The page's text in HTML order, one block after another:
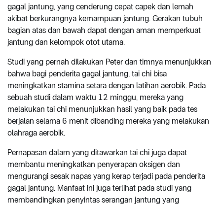
gagal jantung, yang cenderung cepat capek dan lemah
akibat berkurangnya kemampuan jantung. Gerakan tubuh
bagian atas dan bawah dapat dengan aman memperkuat
jantung dan kelompok otot utama.
Studi yang pernah dilakukan Peter dan timnya menunjukkan
bahwa bagi penderita gagal jantung, tai chi bisa
meningkatkan stamina setara dengan latihan aerobik. Pada
sebuah studi dalam waktu 12 minggu, mereka yang
melakukan tai chi menunjukkan hasil yang baik pada tes
berjalan selama 6 menit dibanding mereka yang melakukan
olahraga aerobik.
Pernapasan dalam yang ditawarkan tai chi juga dapat
membantu meningkatkan penyerapan oksigen dan
mengurangi sesak napas yang kerap terjadi pada penderita
gagal jantung. Manfaat ini juga terlihat pada studi yang
membandingkan penyintas serangan jantung yang